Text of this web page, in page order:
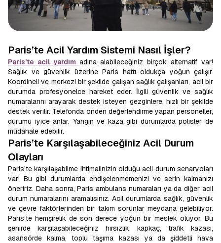
Paris’te Acil Yardım Sistemi Nasıl İşler?
Paris’te acil yardım adına alabileceğiniz birçok alternatif var!
Sağlık ve güvenlik üzerine Paris hattı oldukça yoğun çalışır.
Koordineli ve merkezi bir şekilde çalışan sağlık çalışanları, acil bir
durumda profesyonelce hareket eder. İlgili güvenlik ve sağlık
numaralarını arayarak destek isteyen gezginlere, hızlı bir şekilde
destek verilir. Telefonda önden değerlendirme yapan personeller,
durumu iyice anlar. Yangın ve kaza gibi durumlarda polisler de
müdahale edebilir.
Paris’te Karşılaşabileceğiniz Acil Durum
Olayları
Paris’te karşılaşabilme ihtimalinizin olduğu acil durum senaryoları
var! Bu gibi durumlarda endişelenmemenizi ve serin kalmanızı
öneririz. Daha sonra, Paris ambulans numaraları ya da diğer acil
durum numaralarını aramalısınız. Acil durumlarda sağlık, güvenlik
ve çevre faktörlerinden bir takım sorunlar meydana gelebiliyor.
Paris’te hemşirelik de son derece yoğun bir meslek oluyor. Bu
şehirde karşılaşabileceğiniz hırsızlık, kapkaç, trafik kazası,
asansörde kalma, toplu taşıma kazası ya da şiddetli hava